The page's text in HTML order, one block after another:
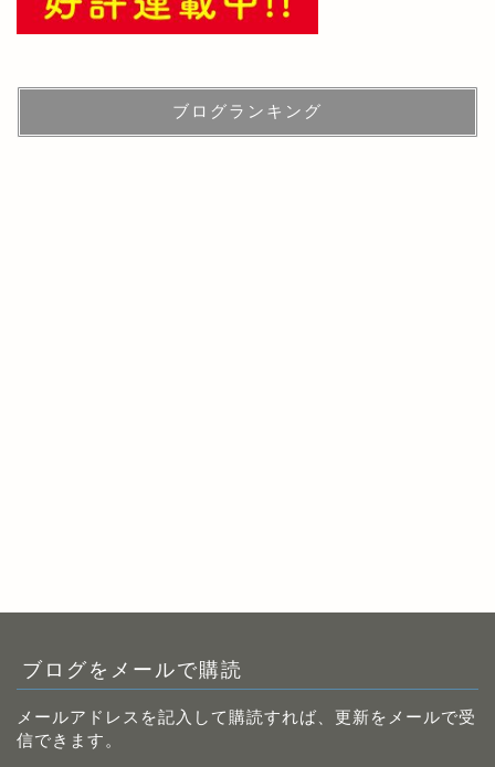
ブログランキング
ブログをメールで購読
メールアドレスを記入して購読すれば、更新をメールで受
信できます。